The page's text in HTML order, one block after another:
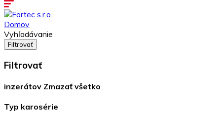
Domov
Vyhľadávanie
Filtrovať
Filtrovať
inzerátov Zmazať všetko
Typ karosérie